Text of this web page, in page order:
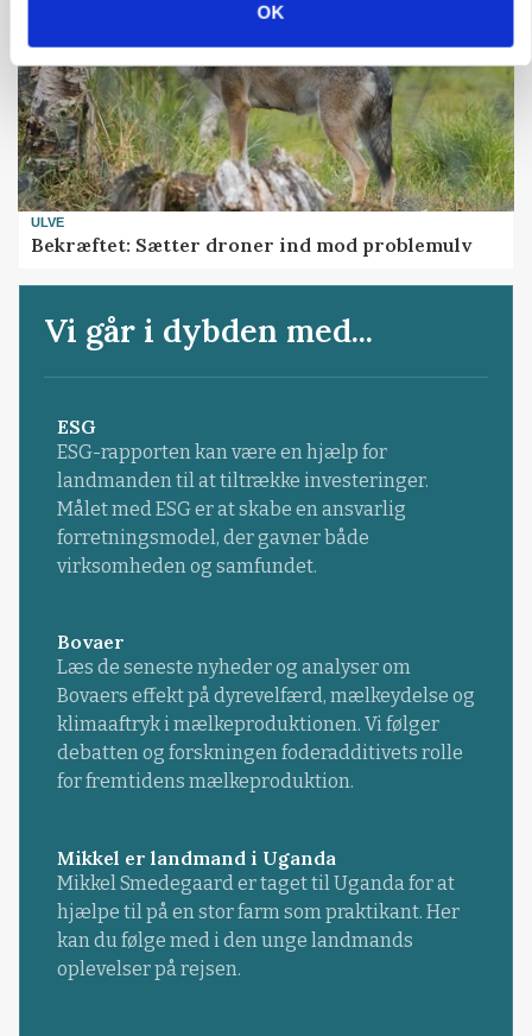
OK
ULVE
Bekræftet: Sætter droner ind mod problemulv
Vi går i dybden med...
ESG
ESG-rapporten kan være en hjælp for
landmanden til at tiltrække investeringer.
Målet med ESG er at skabe en ansvarlig
forretningsmodel, der gavner både
virksomheden og samfundet.
Bovaer
Læs de seneste nyheder og analyser om
Bovaers effekt på dyrevelfærd, mælkeydelse og
klimaaftryk i mælkeproduktionen. Vi følger
debatten og forskningen foderadditivets rolle
for fremtidens mælkeproduktion.
Mikkel er landmand i Uganda
Mikkel Smedegaard er taget til Uganda for at
hjælpe til på en stor farm som praktikant. Her
kan du følge med i den unge landmands
oplevelser på rejsen.